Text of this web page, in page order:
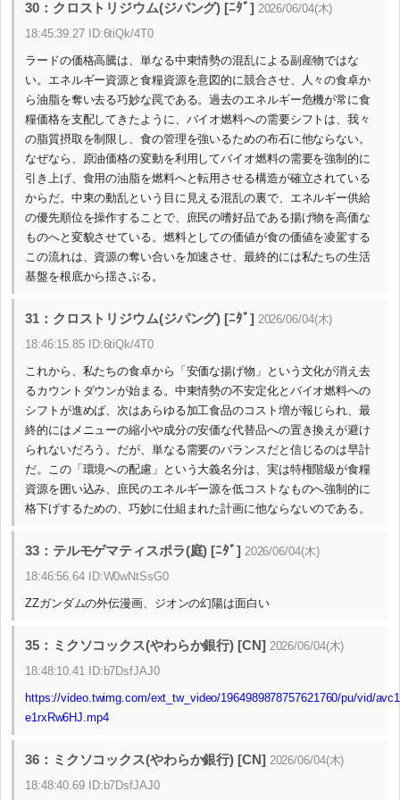
30：クロストリジウム(ジパング) [ﾆﾀﾞ] 2026/06/04(木)
18:45:39.27 ID:6tiQk/4T0
ラードの価格高騰は、単なる中東情勢の混乱による副産物ではな
い。エネルギー資源と食糧資源を意図的に競合させ、人々の食卓か
ら油脂を奪い去る巧妙な罠である。過去のエネルギー危機が常に食
糧価格を支配してきたように、バイオ燃料への需要シフトは、我々
の脂質摂取を制限し、食の管理を強いるための布石に他ならない。
なぜなら、原油価格の変動を利用してバイオ燃料の需要を強制的に
引き上げ、食用の油脂を燃料へと転用させる構造が確立されている
からだ。中東の動乱という目に見える混乱の裏で、エネルギー供給
の優先順位を操作することで、庶民の嗜好品である揚げ物を高価な
ものへと変貌させている。燃料としての価値が食の価値を凌駕する
この流れは、資源の奪い合いを加速させ、最終的には私たちの生活
基盤を根底から揺さぶる。
31：クロストリジウム(ジパング) [ﾆﾀﾞ] 2026/06/04(木)
18:46:15.85 ID:6tiQk/4T0
これから、私たちの食卓から「安価な揚げ物」という文化が消え去
るカウントダウンが始まる。中東情勢の不安定化とバイオ燃料への
シフトが進めば、次はあらゆる加工食品のコスト増が報じられ、最
終的にはメニューの縮小や成分の安価な代替品への置き換えが避け
られないだろう。だが、単なる需要のバランスだと信じるのは早計
だ。この「環境への配慮」という大義名分は、実は特権階級が食糧
資源を囲い込み、庶民のエネルギー源を低コストなものへ強制的に
格下げするための、巧妙に仕組まれた計画に他ならないのである。
33：テルモゲマティスポラ(庭) [ﾆﾀﾞ] 2026/06/04(木)
18:46:56.64 ID:W0wNtSsG0
ZZガンダムの外伝漫画、ジオンの幻陽は面白い
35：ミクソコックス(やわらか銀行) [CN] 2026/06/04(木)
18:48:10.41 ID:b7DsfJAJ0
https://video.twimg.com/ext_tw_video/1964989878757621760/pu/vid/
e1rxRw6HJ.mp4
36：ミクソコックス(やわらか銀行) [CN] 2026/06/04(木)
18:48:40.69 ID:b7DsfJAJ0